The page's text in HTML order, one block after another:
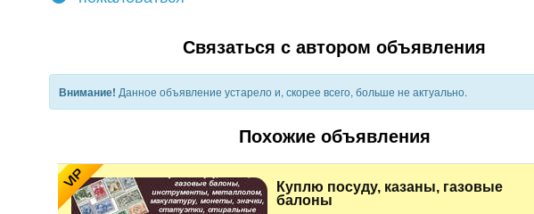
Связаться с автором объявления
Внимание! Данное объявление устарело и, скорее всего, больше не актуально.
Похожие объявления
VIP
Куплю посуду, казаны, газовые
балоны